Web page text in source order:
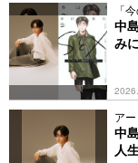
「
中
み
ア
中
人